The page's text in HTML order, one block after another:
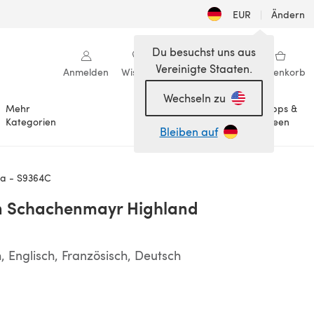
EUR | Ändern
Anmelden Wishlist Meine Bibliothek Warenkorb
Mehr
Kategorien
Anlässe
Tipps &
Ideen
Du besuchst uns aus
Vereinigte Staaten.
Wechseln zu
Bleiben auf
- S9364C
Highland
Französisch, Deutsch